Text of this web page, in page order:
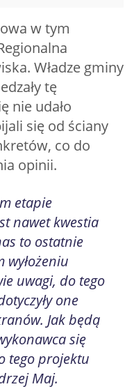
w tym
Władze gminy
tę
nie udało
się od ściany
co do
opinii.
etapie
nawet kwestia
to ostatnie
wyłożeniu
uwagi, do tego
one
Jak będą
się
tego projektu
Maj.